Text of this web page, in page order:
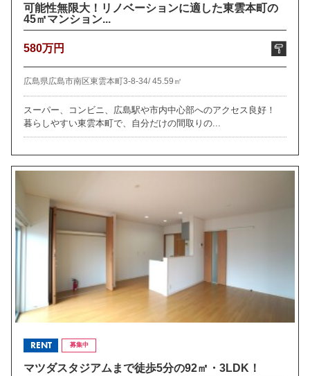
可能性無限大！リノベーションに適した東雲本町の
45㎡マンション...
580万円
広島県広島市南区東雲本町3-8-34/45.59㎡
スーパー、コンビニ、広島駅や市内中心部へのアクセス良好！
暮らしやすい東雲本町で、自分だけの間取りの...
RENT 募集中
マツダスタジアムまで徒歩5分の92㎡・3LDK！